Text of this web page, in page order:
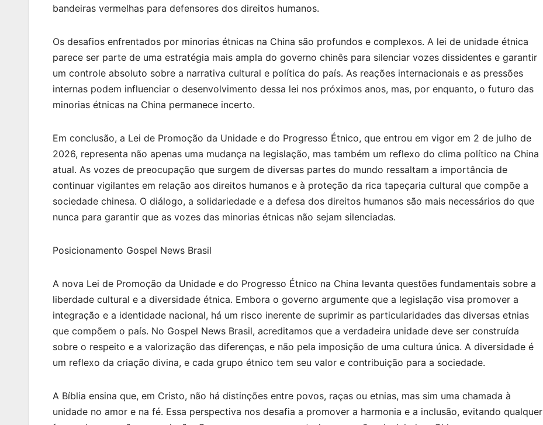
bandeiras vermelhas para defensores dos direitos humanos.
Os desafios enfrentados por minorias étnicas na China são profundos e complexos. A lei de unidade étnica
parece ser parte de uma estratégia mais ampla do governo chinês para silenciar vozes dissidentes e garantir
um controle absoluto sobre a narrativa cultural e política do país. As reações internacionais e as pressões
internas podem influenciar o desenvolvimento dessa lei nos próximos anos, mas, por enquanto, o futuro das
minorias étnicas na China permanece incerto.
Em conclusão, a Lei de Promoção da Unidade e do Progresso Étnico, que entrou em vigor em 2 de julho de
2026, representa não apenas uma mudança na legislação, mas também um reflexo do clima político na China
atual. As vozes de preocupação que surgem de diversas partes do mundo ressaltam a importância de
continuar vigilantes em relação aos direitos humanos e à proteção da rica tapeçaria cultural que compõe a
sociedade chinesa. O diálogo, a solidariedade e a defesa dos direitos humanos são mais necessários do que
nunca para garantir que as vozes das minorias étnicas não sejam silenciadas.
Posicionamento Gospel News Brasil
A nova Lei de Promoção da Unidade e do Progresso Étnico na China levanta questões fundamentais sobre a
liberdade cultural e a diversidade étnica. Embora o governo argumente que a legislação visa promover a
integração e a identidade nacional, há um risco inerente de suprimir as particularidades das diversas etnias
que compõem o país. No Gospel News Brasil, acreditamos que a verdadeira unidade deve ser construída
sobre o respeito e a valorização das diferenças, e não pela imposição de uma cultura única. A diversidade é
um reflexo da criação divina, e cada grupo étnico tem seu valor e contribuição para a sociedade.
A Bíblia ensina que, em Cristo, não há distinções entre povos, raças ou etnias, mas sim uma chamada à
unidade no amor e na fé. Essa perspectiva nos desafia a promover a harmonia e a inclusão, evitando qualquer